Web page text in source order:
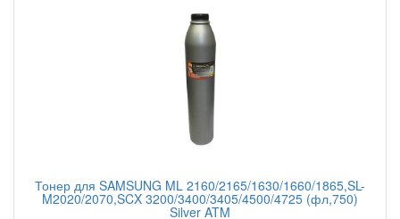
Тонер для SAMSUNG ML 2160/2165/1630/1660/1865,SL-
M2020/2070,SCX 3200/3400/3405/4500/4725 (фл,750)
Silver ATM